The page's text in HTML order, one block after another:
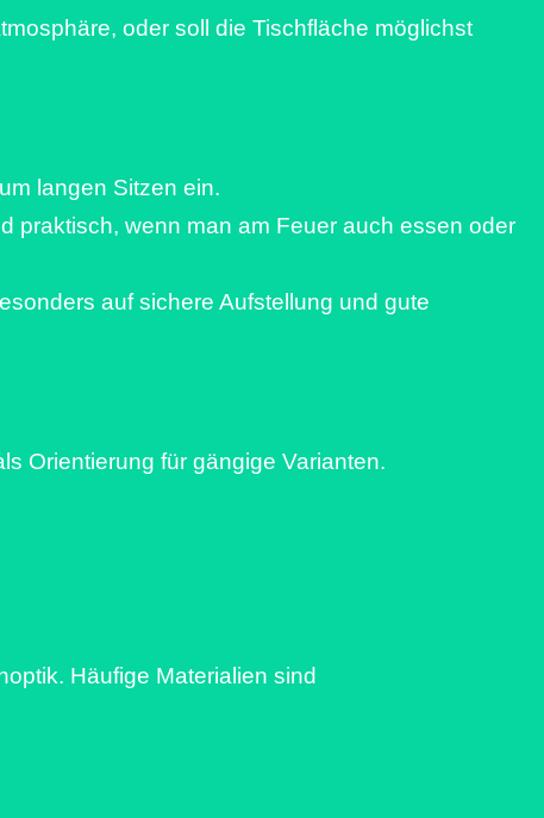
oder soll die Tischfläche möglichst
langen Sitzen ein.
praktisch, wenn man am Feuer auch essen oder
auf sichere Aufstellung und gute
Orientierung für gängige Varianten.
Häufige Materialien sind